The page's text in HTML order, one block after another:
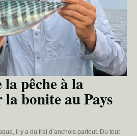
pêche à la
bonite au Pays
il y a du frai d’anchois partout. Du tout